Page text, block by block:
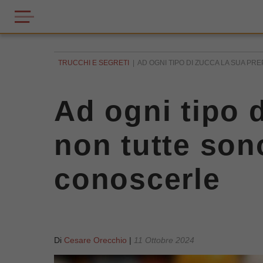
TRUCCHI E SEGRETI AD OGNI TIPO DI ZUCCA LA SUA
Ad ogni tipo
non tutte
conoscerle
Di Cesare Orecchio | 11 Ottobre 2024